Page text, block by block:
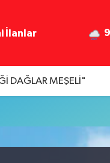
İlanlar 9
DAĞLAR MEŞELİ"